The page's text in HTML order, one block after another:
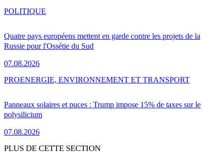
Quatre pays européens mettent en garde contre les projets de la
Russie pour l'Ossétie du Sud
07.08.2026
POLITIQUE
Panneaux solaires et puces : Trump impose 15% de taxes sur le
polysilicium
07.08.2026
PROENERGIE, ENVIRONNEMENT ET TRANSPORT
PLUS DE CETTE SECTION